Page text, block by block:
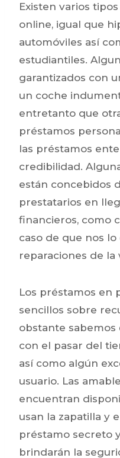
Existen varios
online, igual que
automóviles así­
estudiantiles.
garantizados con
un coche
entretanto que
préstamos
las préstamos
credibilidad.
están concebidos
prestatarios en
financieros, como
caso de que nos
reparaciones de la
Los préstamos en
sencillos sobre
obstante
con el pasar del
así­ como algún
usuario. Las
encuentran
usan la zapatilla y
préstamo secreto
brindarán la